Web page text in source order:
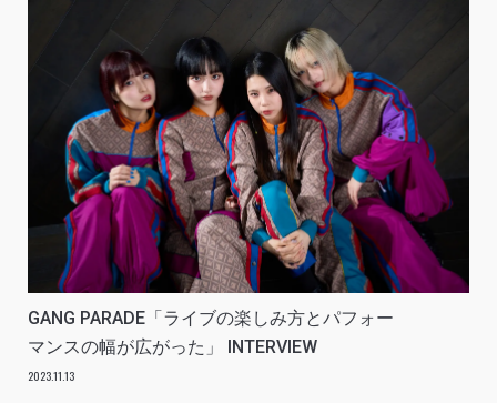
GANG PARADE「ライブの楽しみ方とパフォー
マンスの幅が広がった」 INTERVIEW
2023.11.13